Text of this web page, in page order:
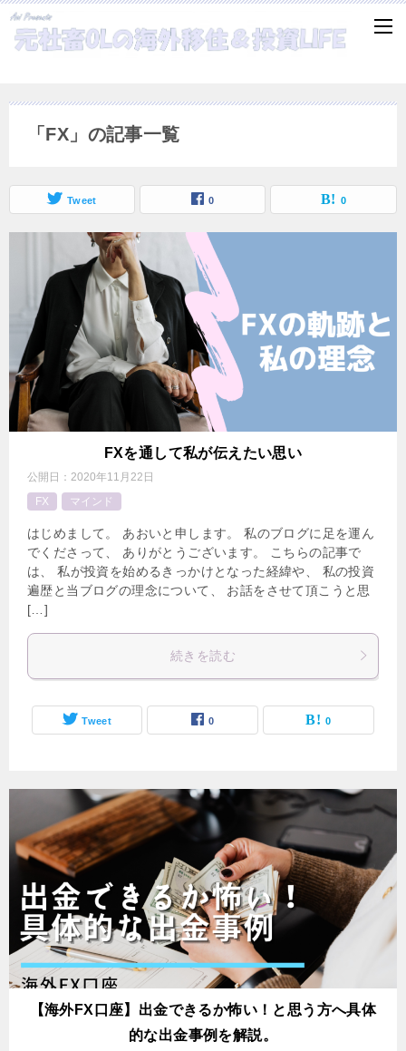
「FX」の記事一覧
Tweet 0 0
FXを通して私が伝えたい思い
公開日： 2020年11月22日
FX
マインド
はじめまして。 あおいと申します。 私のブログに足を運ん
でくださって、 ありがとうございます。 こちらの記事で
は、 私が投資を始めるきっかけとなった経緯や、 私の投資
遍歴と当ブログの理念について、 お話をさせて頂こうと思
[…]
続きを読む
Tweet 0 0
【海外FX口座】出金できるか怖い！と思う方へ具体
的な出金事例を解説。